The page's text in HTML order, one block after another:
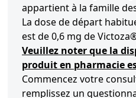
appartient à la famille
La dose de départ
est de 0,6 mg de
Veuillez noter que la
produit en pharmacie
Commencez votre
remplissez un